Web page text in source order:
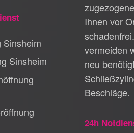
Sinsheim
Sinsheim
Ihnen vor
vermeiden
neu
Beschläge.
24h